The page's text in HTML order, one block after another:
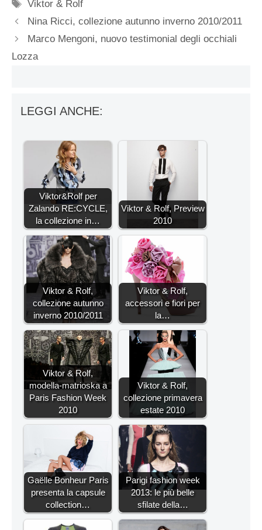
Tag
Viktor & Rolf
Nina Ricci, collezione autunno inverno 2010/2011
Marco Mengoni, nuovo testimonial degli occhiali
Lozza
LEGGI ANCHE:
Viktor&Rolf per
Zalando RE:CYCLE,
la collezione in…
Viktor & Rolf, Preview
2010
Viktor & Rolf,
collezione autunno
inverno 2010/2011
Viktor & Rolf,
accessori e fiori per
la…
Viktor & Rolf,
modella-matrioska a
Paris Fashion Week
2010
Viktor & Rolf,
collezione primavera
estate 2010
Gaëlle Bonheur Paris
presenta la capsule
collection…
Parigi fashion week
2013: le più belle
sfilate della…